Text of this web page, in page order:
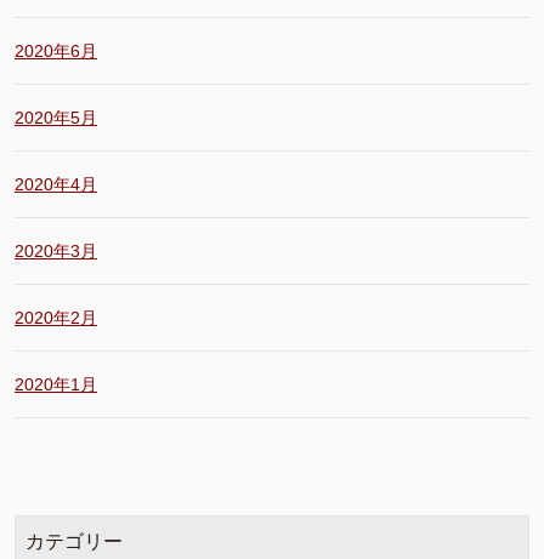
2020年6月
2020年5月
2020年4月
2020年3月
2020年2月
2020年1月
カテゴリー